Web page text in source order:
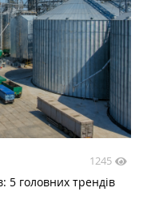
1245
5 головних трендів